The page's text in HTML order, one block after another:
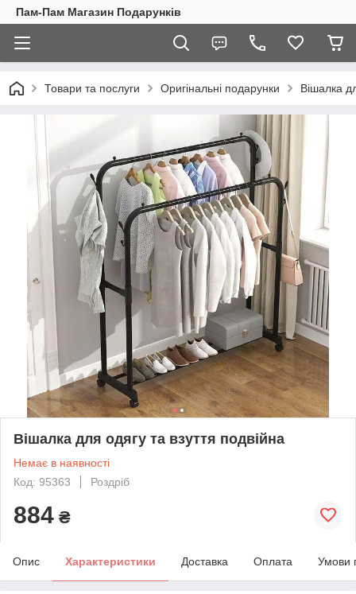
Пам-Пам Магазин Подарунків
Товари та послуги Оригінальні подарунки Вішалка
Вішалка для одягу та взуття подвійна
Немає в наявності
Код: 95363
Роздріб
884 ₴
Опис Характеристики Доставка Оплата Умови